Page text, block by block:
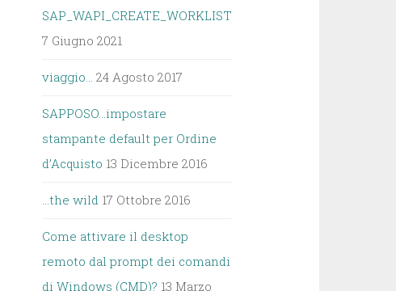
SAP_WAPI_CREATE_WORKLIST
7 Giugno 2021
viaggio… 24 Agosto 2017
SAPPOSO…impostare
stampante default per Ordine
d’Acquisto 13 Dicembre 2016
…the wild 17 Ottobre 2016
Come attivare il desktop
remoto dal prompt dei comandi
di Windows (CMD)? 13 Marzo